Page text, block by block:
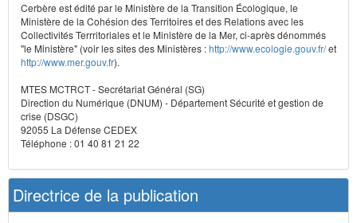
Cerbère est édité par le Ministère de la Transition Écologique, le
Ministère de la Cohésion des Territoires et des Relations avec les
Collectivités Terrritoriales et le Ministère de la Mer, ci-après dénommés
"le Ministère" (voir les sites des Ministères :http://www.ecologie.gouv.fr/et
http://www.mer.gouv.fr).
MTES MCTRCT - Secrétariat Général (SG)
Direction du Numérique (DNUM) - Département Sécurité et gestion de
crise (DSGC)
92055 La Défense CEDEX
Téléphone : 01 40 81 21 22
Directrice de la publication